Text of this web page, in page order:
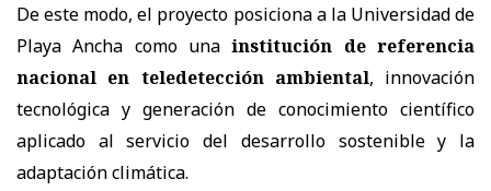
De este modo, el proyecto posiciona a la Universidad de
Playa Ancha como una institución de referencia
nacional en teledetección ambiental, innovación
tecnológica y generación de conocimiento científico
aplicado al servicio del desarrollo sostenible y la
adaptación climática.